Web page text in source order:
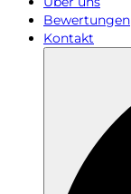
Bewertungen
Kontakt